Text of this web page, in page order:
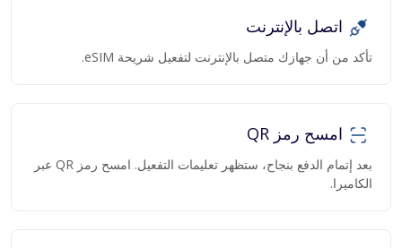
اتصل بالإنترنت
تأكد من أن جهازك متصل بالإنترنت لتفعيل شريحة eSIM.
امسح رمز QR
بعد إتمام الدفع بنجاح، ستظهر تعليمات التفعيل. امسح رمز QR عبر
الكاميرا.